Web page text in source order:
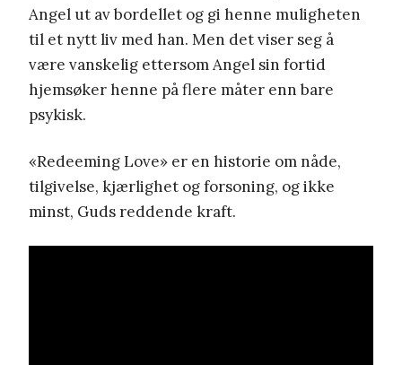
Angel ut av bordellet og gi henne muligheten
til et nytt liv med han. Men det viser seg å
være vanskelig ettersom Angel sin fortid
hjemsøker henne på flere måter enn bare
psykisk.
«Redeeming Love» er en historie om nåde,
tilgivelse, kjærlighet og forsoning, og ikke
minst, Guds reddende kraft.